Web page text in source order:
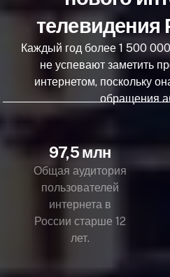
телевидения
Каждый год более 1 500
не успевают заметить
интернетом, поскольку
обращения
97,5 млн
Общая аудитория
пользователей
интернета в
России старше 12
лет.